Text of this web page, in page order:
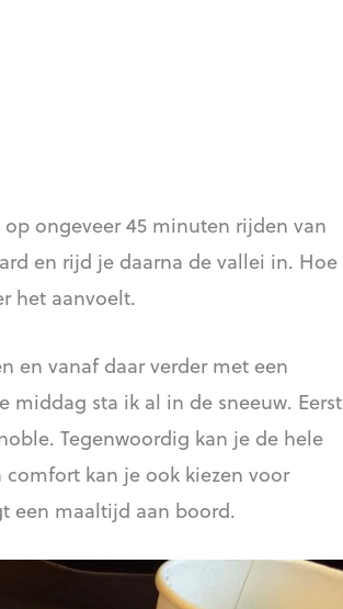
ongeveer 45 minuten rijden van
en rijd je daarna de vallei in. Hoe
het aanvoelt.
en vanaf daar verder met een
middag sta ik al in de sneeuw. Eerst
Tegenwoordig kan je de hele
comfort kan je ook kiezen voor
een maaltijd aan boord.